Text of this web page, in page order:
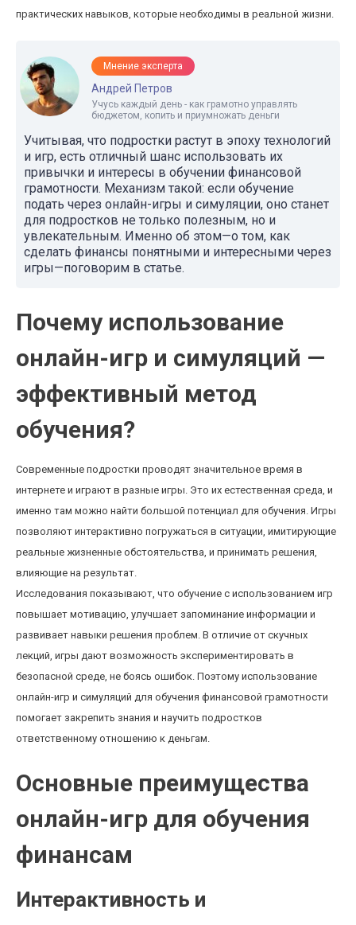
практических навыков, которые необходимы в реальной жизни.
Мнение эксперта
Андрей Петров
Учусь каждый день - как грамотно управлять
бюджетом, копить и приумножать деньги
Учитывая, что подростки растут в эпоху технологий
и игр, есть отличный шанс использовать их
привычки и интересы в обучении финансовой
грамотности. Механизм такой: если обучение
подать через онлайн-игры и симуляции, оно станет
для подростков не только полезным, но и
увлекательным. Именно об этом—о том, как
сделать финансы понятными и интересными через
игры—поговорим в статье.
Почему использование
онлайн-игр и симуляций —
эффективный метод
обучения?
Современные подростки проводят значительное время в
интернете и играют в разные игры. Это их естественная среда, и
именно там можно найти большой потенциал для обучения. Игры
позволяют интерактивно погружаться в ситуации, имитирующие
реальные жизненные обстоятельства, и принимать решения,
влияющие на результат.
Исследования показывают, что обучение с использованием игр
повышает мотивацию, улучшает запоминание информации и
развивает навыки решения проблем. В отличие от скучных
лекций, игры дают возможность экспериментировать в
безопасной среде, не боясь ошибок. Поэтому использование
онлайн-игр и симуляций для обучения финансовой грамотности
помогает закрепить знания и научить подростков
ответственному отношению к деньгам.
Основные преимущества
онлайн-игр для обучения
финансам
Интерактивность и